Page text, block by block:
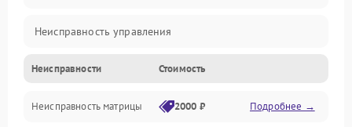
Неисправность управления
Неисправность интерфейсов
Прочие неисправности
Неисправности Стоимость
Неисправность матрицы 2000 ₽ Подробнее →